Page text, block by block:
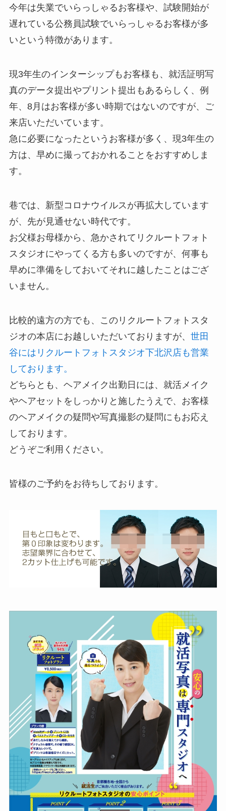
今年は失業でいらっしゃるお客様や、試験開始が
遅れている公務員試験でいらっしゃるお客様が多
いという特徴があります。
現3年生のインターシップもお客様も、就活証明写
真のデータ提出やプリント提出もあるらしく、例
年、8月はお客様が多い時期ではないのですが、ご
来店いただいています。
急に必要になったというお客様が多く、現3年生の
方は、早めに撮っておかれることをおすすめしま
す。
巷では、新型コロナウイルスが再拡大しています
が、先が見通せない時代です。
お父様お母様から、急かされてリクルートフォト
スタジオにやってくる方も多いのですが、何事も
早めに準備をしておいてそれに越したことはござ
いません。
比較的遠方の方でも、このリクルートフォトスタ
ジオの本店にお越しいただいておりますが、 世田
谷にはリクルートフォトスタジオ下北沢店も営業
しております。
どちらとも、ヘアメイク出勤日には、就活メイク
やヘアセットをしっかりと施したうえで、お客様
のヘアメイクの疑問や写真撮影の疑問にもお応え
しております。
どうぞご利用ください。
皆様のご予約をお待ちしております。